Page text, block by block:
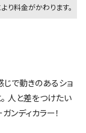
り料金がかわります。
じで動きのあるショ
人と差をつけたい
ンディカラー！